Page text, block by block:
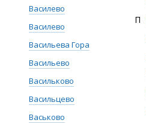
Василево
Василево
Васильева Гора
Васильево
Васильково
Васильцево
Васьково
П